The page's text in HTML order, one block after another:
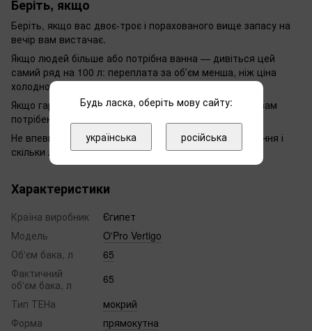
Беріть, якщо
Беріть, якщо вас двоє-троє і порахованого вище запасу на
вечір вам вистачає.
Якщо людей більше або потрібна ванна — дивіться цей
самий ряд на 100 л: переплата за обʼєм менша, ніж ціна
холодного ранку.
Якщо гаряча вода потрібна миттєво й без запасу — вам
потрібен проточний, а не накопичувальний.
Не впевнені у виборі — напишіть нам, що за приміщення і
скільки людей, підкажемо модель.
Характеристики
Країна виробник
Єгипет
Модель
O'Pro Vertigo
Об'єм бака, л
65
Фактичний
об'єм бака, л
65
Тип ТЕНа
мокрий
Форма
прямокутна
Будь ласка, оберіть мову сайту:
українська російська